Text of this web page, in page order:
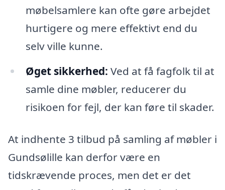
møbelsamlere kan ofte gøre arbejdet
hurtigere og mere effektivt end du
selv ville kunne.
Øget sikkerhed: Ved at få fagfolk til at
samle dine møbler, reducerer du
risikoen for fejl, der kan føre til skader.
At indhente 3 tilbud på samling af møbler i
Gundsølille kan derfor være en
tidskrævende proces, men det er det